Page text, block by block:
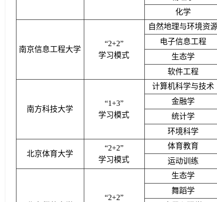
化学
南京信息工程大学
“2+2”
学习模式
自然地理与环境资
电子信息工程
生态学
软件工程
南方科技大学
“1+3”
学习模式
计算机科学与技术
金融学
统计学
环境科学
北京体育大学
“2+2”
学习模式
体育教育
运动训练
“2+2”
生态学
舞蹈学